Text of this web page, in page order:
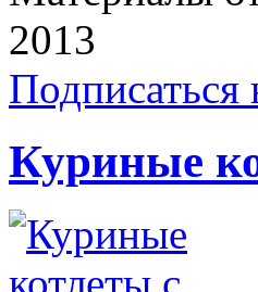
2013
Подписаться
Куриные